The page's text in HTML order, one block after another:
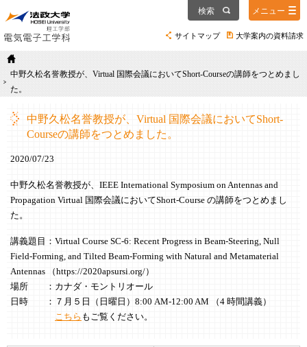
サイトマップ 大学案内の資料請求
検索 メニュー
中野久松名誉教授が、Virtual 国際会議においてShort-Courseの講師をつとめまし
た。
中野久松名誉教授が、Virtual 国際会議においてShort-
Courseの講師をつとめました。
2020/07/23
中野久松名誉教授が、IEEE International Symposium on Antennas and
Propagation Virtual 国際会議においてShort-Course の講師をつとめまし
た。
講義題目：Virtual Course SC-6: Recent Progress in Beam-Steering, Null
Field-Forming, and Tilted Beam-Forming with Natural and Metamaterial
Antennas （https://2020apsursi.org/）
場所 ：カナダ・モントリオール
日時 ：７月５日（日曜日）8:00 AM-12:00 AM （4 時間講義）
こちら もご覧ください。